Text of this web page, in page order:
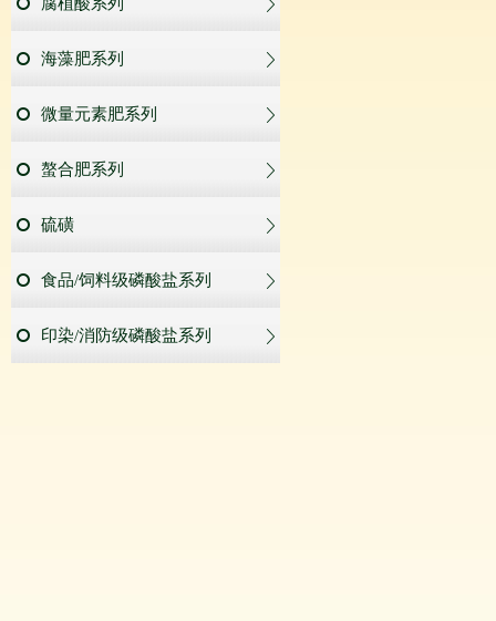
海藻肥系列
微量元素肥系列
螯合肥系列
硫磺
食品/饲料级磷酸盐系列
印染/消防级磷酸盐系列